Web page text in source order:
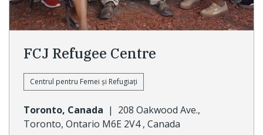
FCJ Refugee Centre
Centrul pentru Femei și Refugiați
Toronto, Canada | 208 Oakwood Ave.,
Toronto, Ontario M6E 2V4 , Canada